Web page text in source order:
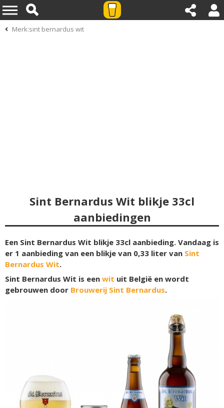
Merk:sint bernardus wit
Sint Bernardus Wit blikje 33cl
aanbiedingen
Een Sint Bernardus Wit blikje 33cl aanbieding. Vandaag is
er 1 aanbieding van een blikje van 0,33 liter van Sint
Bernardus Wit.
Sint Bernardus Wit is een wit uit België en wordt
gebrouwen door Brouwerij Sint Bernardus.